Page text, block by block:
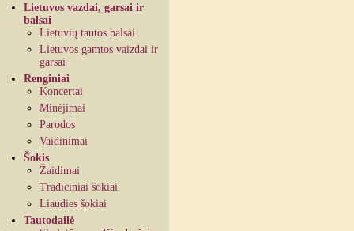
Lietuvos vazdai, garsai ir
balsai
Lietuvių tautos balsai
Lietuvos gamtos vaizdai ir
garsai
Renginiai
Koncertai
Minėjimai
Parodos
Vaidinimai
Šokis
Žaidimai
Tradiciniai šokiai
Liaudies šokiai
Tautodailė